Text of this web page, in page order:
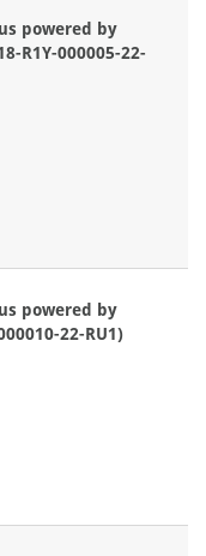
powered by
R1Y-000005-22-
powered by
22-RU1)